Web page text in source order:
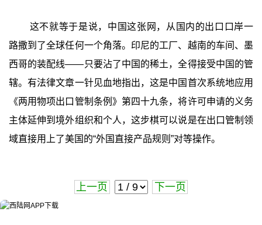
这不就等于是说，中国这张网，从国内的出口口岸一
路撒到了全球任何一个角落。印尼的工厂、越南的车间、墨
西哥的装配线——只要沾了中国的稀土，全得接受中国的管
辖。有法律文章一针见血地指出，这是中国首次系统地应用
《两用物项出口管制条例》第四十九条，将许可申请的义务
主体延伸到境外组织和个人，这步棋可以说是在出口管制领
域直接用上了美国的“外国直接产品规则”对等操作。
上一页 下一页